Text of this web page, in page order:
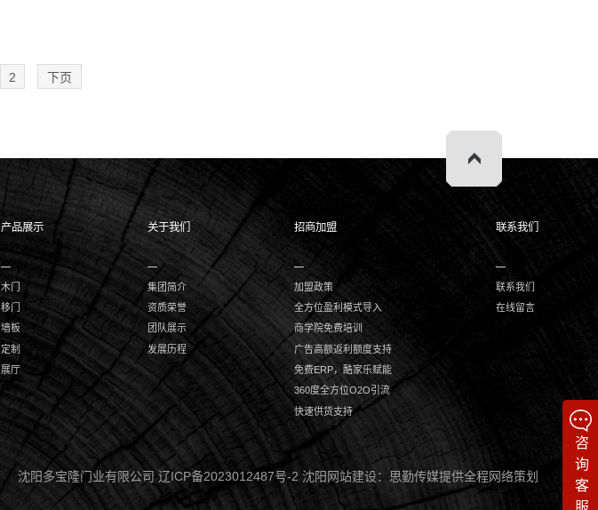
2 下页
产品展示
木门
移门
墙板
定制
展厅
关于我们
集团简介
资质荣誉
团队展示
发展历程
招商加盟
加盟政策
全方位盈利模式导入
商学院免费培训
广告高额返利额度支持
免费ERP，酷家乐赋能
360度全方位O2O引流
快速供货支持
联系我们
联系我们
在线留言
沈阳多宝隆门业有限公司辽ICP备2023012487号-2 沈阳网站建设： 思勤传媒提供全程网络策划